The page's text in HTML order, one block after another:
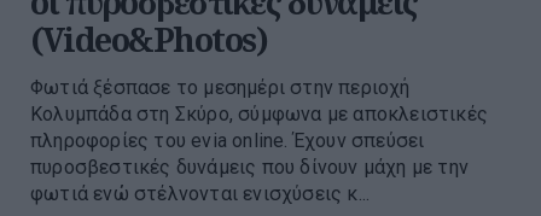
(Video&Photos)
Φωτιά ξέσπασε το μεσημέρι στην περιοχή
Κολυμπάδα στη Σκύρο, σύμφωνα με αποκλειστικές
πληροφορίες του evia online. Έχουν σπεύσει
πυροσβεστικές δυνάμεις που δίνουν μάχη με την
φωτιά ενώ στέλνονται ενισχύσεις κ...